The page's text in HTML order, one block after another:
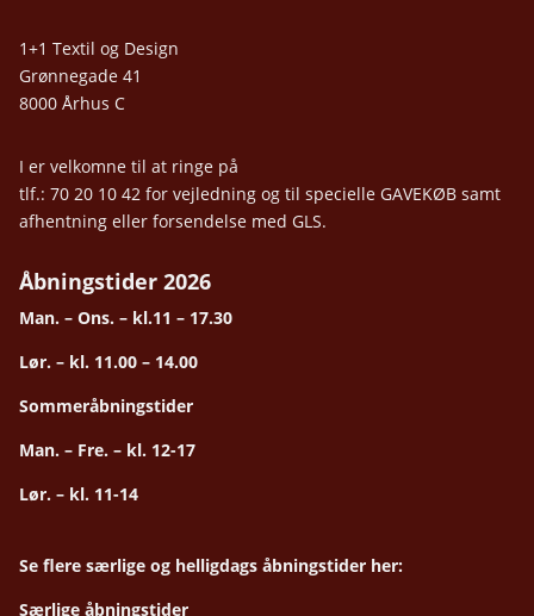
1+1 Textil og Design
Grønnegade 41
8000 Århus C
I er velkomne til at ringe på
tlf.: 70 20 10 42 for vejledning og til specielle GAVEKØB samt
afhentning eller forsendelse med GLS.
Åbningstider 2026
Man. – Ons. – kl.11 – 17.30
Lør. – kl. 11.00 – 14.00
Sommeråbningstider
Man. – Fre. – kl. 12-17
Lør. – kl. 11-14
Se flere særlige og helligdags åbningstider her:
Særlige åbningstider